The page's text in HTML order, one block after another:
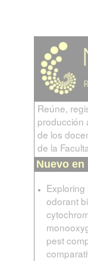
Reúne,
producción
de los
de la
Nuevo
odorant
pest